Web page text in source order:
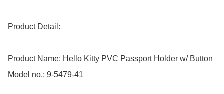
Product Detail:
Product Name: Hello Kitty PVC Passport Holder w/ Button
Model no.: 9-5479-41